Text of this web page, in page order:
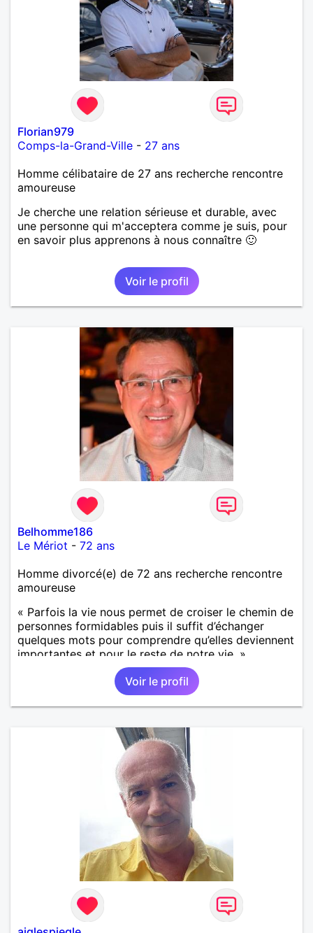
Florian979
Comps-la-Grand-Ville - 27 ans
Homme célibataire de 27 ans recherche rencontre
amoureuse
Je cherche une relation sérieuse et durable, avec
une personne qui m'acceptera comme je suis, pour
en savoir plus apprenons à nous connaître 🙂
Voir le profil
Belhomme186
Le Mériot - 72 ans
Homme divorcé(e) de 72 ans recherche rencontre
amoureuse
« Parfois la vie nous permet de croiser le chemin de
personnes formidables puis il suffit d’échanger
quelques mots pour comprendre qu’elles deviennent
importantes et pour le reste de notre vie. »
Voir le profil